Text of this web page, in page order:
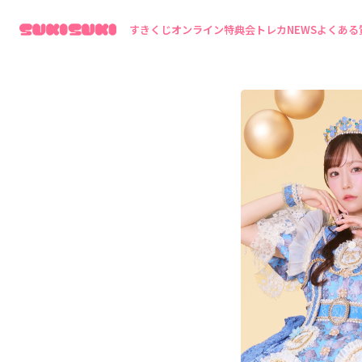
すきくじオンライン特典会 トレカNEWSよくある